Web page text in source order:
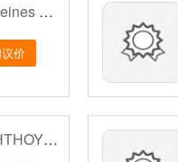
H?usungselement auf Basis eines Materials mit hohem spezifischen Widerstand für einen Elektrisches-Feld-Sensor
价
SCHWEFELHALTIGE NAPHTHOYLIMIDDERIVATE